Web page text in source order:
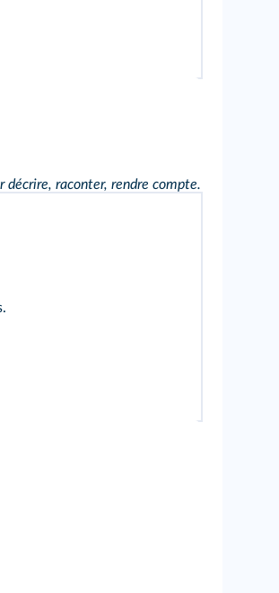
décrire, raconter, rendre compte.